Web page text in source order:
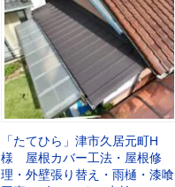
「たてひら」津市久居元町H
様 屋根カバー工法・屋根修
理・外壁張り替え・雨樋・漆喰